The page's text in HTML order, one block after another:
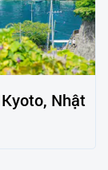
Nhật